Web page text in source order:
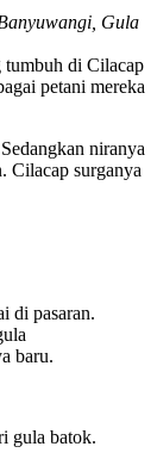
Gula
tumbuh di Cilacap
petani mereka
niranya
Cilacap surganya
di pasaran.
baru.
gula batok.